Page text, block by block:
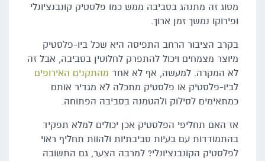
מסוג זה מתנהג בסביבה ממש כמו פלסטיק קונבנציונלי
ופירוקו נמשך זמן ארוך.
בקרב הציבור הרחב התפיסה היא שכל ביו-פלסטיק
מיוצר מצמחים ויכול להתפרק לחלוטין בסביבה, אבל זה
לא המקרה. למעשה, אף לא אחד מהתקנים האירופים
לביו-פלסטיק או פלסטיק מתכלה לא מגדיר אותם
כמתאימים לסילוק ולהטמנה בסביבה הפתוחה.
אז האם תחליפי הפלסטיק אכן יכולים למלא תפקיד
בהתמודדות עם בעיות סביבתיות ולהוות תחליף ראוי
לפלסטיק הקונבנציונלי? למרבה הצער, גם התשובה